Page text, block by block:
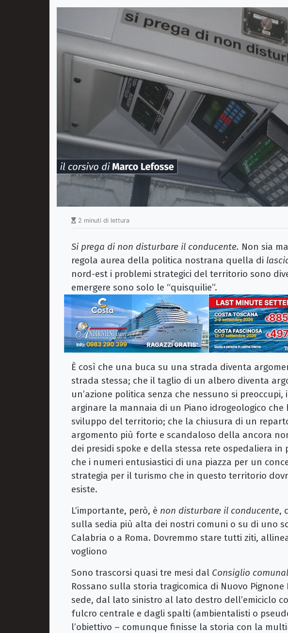
2 minuti di lettura
Si prega di non disturbare il conducente. Non sia
regola aurea della politica nostrana quella di
nord-est i problemi strategici del territorio sono
emergere sono solo le “quisquilie”.
È così che una buca su una strada diventa
strada stessa; che il taglio di un albero diventa
un’azione politica senza che nessuno si preoccupi,
arginare la mannaia di un Piano idrogeologico che
sviluppo del territorio; che la chiusura di un
argomento più forte e scandaloso della ancora
dei presidi spoke e della stessa rete ospedaliera
che i numeri entusiastici di una piazza per un
strategia per il turismo che in questo territorio
esiste.
L’importante, però, è non disturbare il conducente,
sulla sedia più alta dei nostri comuni o su di uno
Calabria o a Roma. Dovremmo stare tutti ziti,
vogliono
Sono trascorsi quasi tre mesi dal Consiglio
Rossano sulla storia tragicomica di Nuovo
sede, dal lato sinistro al lato destro dell’emiciclo
fulcro centrale e dagli spalti (ambientalisti o
l’obiettivo – comunque finisse la storia con la